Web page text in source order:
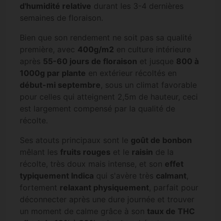
d'humidité relative durant les 3-4 dernières
semaines de floraison.
Bien que son rendement ne soit pas sa qualité
première, avec 400g/m2 en culture intérieure
après 55-60 jours de floraison et jusque 800 à
1000g par plante en extérieur récoltés en
début-mi septembre , sous un climat favorable
pour celles qui atteignent 2,5m de hauteur, ceci
est largement compensé par la qualité de
récolte.
Ses atouts principaux sont le goût de bonbon
mêlant les fruits rouges et le raisin de la
récolte, très doux mais intense, et son effet
typiquement Indica qui s'avère très calmant
fortement relaxant physiquement , parfait pour
déconnecter après une dure journée et trouver
un moment de calme grâce à son taux de THC